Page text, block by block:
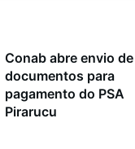
Conab abre envio de
documentos para
pagamento do PSA
Pirarucu